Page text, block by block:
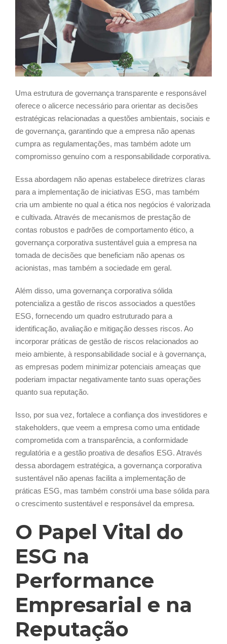
Uma estrutura de governança transparente e responsável
oferece o alicerce necessário para orientar as decisões
estratégicas relacionadas a questões ambientais, sociais e
de governança, garantindo que a empresa não apenas
cumpra as regulamentações, mas também adote um
compromisso genuíno com a responsabilidade corporativa.
Essa abordagem não apenas estabelece diretrizes claras
para a implementação de iniciativas ESG, mas também
cria um ambiente no qual a ética nos negócios é valorizada
e cultivada. Através de mecanismos de prestação de
contas robustos e padrões de comportamento ético, a
governança corporativa sustentável guia a empresa na
tomada de decisões que beneficiam não apenas os
acionistas, mas também a sociedade em geral.
Além disso, uma governança corporativa sólida
potencializa a gestão de riscos associados a questões
ESG, fornecendo um quadro estruturado para a
identificação, avaliação e mitigação desses riscos. Ao
incorporar práticas de gestão de riscos relacionados ao
meio ambiente, à responsabilidade social e à governança,
as empresas podem minimizar potenciais ameaças que
poderiam impactar negativamente tanto suas operações
quanto sua reputação.
Isso, por sua vez, fortalece a confiança dos investidores e
stakeholders, que veem a empresa como uma entidade
comprometida com a transparência, a conformidade
regulatória e a gestão proativa de desafios ESG. Através
dessa abordagem estratégica, a governança corporativa
sustentável não apenas facilita a implementação de
práticas ESG, mas também constrói uma base sólida para
o crescimento sustentável e responsável da empresa.
O Papel Vital do
ESG na
Performance
Empresarial e na
Reputação